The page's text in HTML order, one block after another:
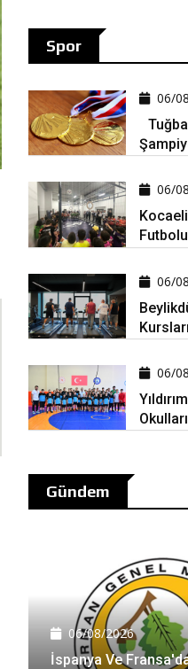
Spor
06/
06/
06/
06/
Gündem
06/08/2026
İspanya Ve